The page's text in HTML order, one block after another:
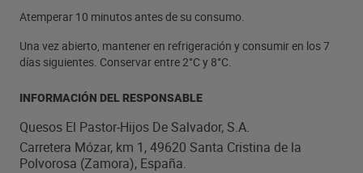
Atemperar 10 minutos antes de su consumo.
Una vez abierto, mantener en refrigeración y consumir en los 7
días siguientes. Conservar entre 2°C y 8°C.
INFORMACIÓN DEL RESPONSABLE
Quesos El Pastor-Hijos De Salvador, S.A.
Carretera Mózar, km 1, 49620 Santa Cristina de la
Polvorosa (Zamora), España.